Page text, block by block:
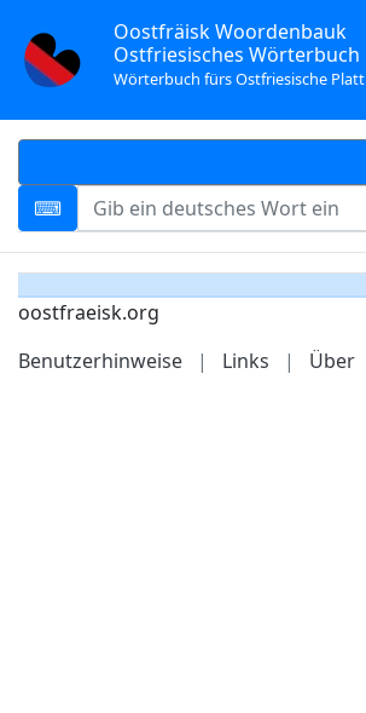
Oostfräisk Woordenbauk
Ostfriesisches Wörterbuch
Wörterbuch fürs Ostfriesische Platt
oostfraeisk.org
Benutzerhinweise
| Links | Über